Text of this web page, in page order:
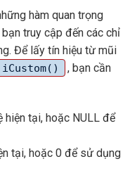
hàm quan trọng
truy cập đến các chỉ
Để lấy tín hiệu từ mũi
iCustom()
, bạn cần
hiện tại, hoặc NULL để
tại, hoặc 0 để sử dụng